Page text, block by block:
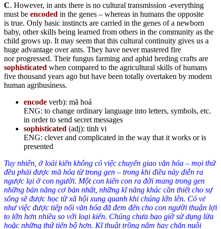
C. However, in ants there is no cultural transmission -everything
must be encoded in the genes – whereas in humans the opposite
is true. Only basic instincts are carried in the genes of a newborn
baby, other skills being learned from others in the community as the
child grows up. It may seem that this cultural continuity gives us a
huge advantage over ants. They have never mastered fire
nor progressed. Their fungus farming and aphid herding crafts are
sophisticated when compared to the agricultural skills of humans
five thousand years ago but have been totally overtaken by modem
human agribusiness.
encode verb): mã hoá
ENG: to change ordinary language into letters, symbols, etc.
in order to send secret messages
sophisticated (adj): tinh vi
ENG: clever and complicated in the way that it works or is
presented
Tuy nhiên, ở loài kiến không có việc chuyển giao văn hóa – mọi thứ
đều phải được mã hóa từ trong gen – trong khi điều này diễn ra
ngược lại ở con người. Một con kiến con ra đời mang trong gen
những bản năng cơ bản nhất, những kĩ năng khác cần thiết cho sự
sống sẽ được học từ xã hội xung quanh khi chúng lớn lên. Có vẻ
như việc được tiếp nối văn hóa đã đem đến cho con người thuận lợi
to lớn hơn nhiều so với loại kiến. Chúng chưa bao giờ sử dụng lửa
hoặc những thứ tiến bộ hơn. Kĩ thuật trồng nấm hay chăn nuôi